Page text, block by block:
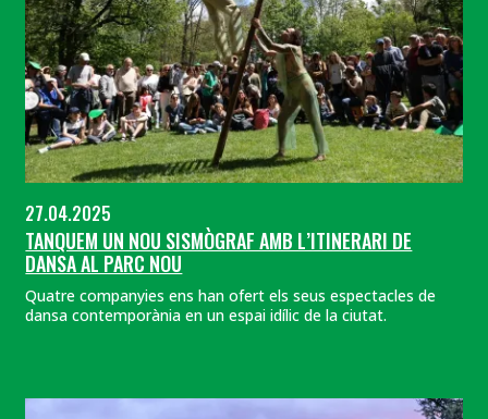
27.04.2025
TANQUEM UN NOU SISMÒGRAF AMB L’ITINERARI DE
DANSA AL PARC NOU
Quatre companyies ens han ofert els seus espectacles de
dansa contemporània en un espai idílic de la ciutat.